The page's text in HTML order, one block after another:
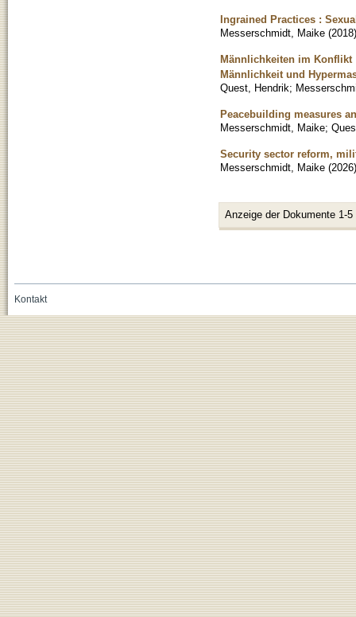
Ingrained Practices :
Messerschmidt, Maike (2018)
Männlichkeiten im
Männlichkeit und
Quest, Hendrik;
Peacebuilding measures
Messerschmidt, Maike;
Security sector reform,
Messerschmidt, Maike (2026)
Anzeige der Dokumente 1-5
Kontakt